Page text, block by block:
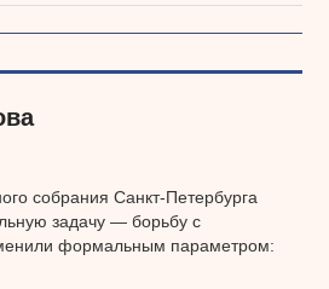
собрания Санкт-Петербурга
задачу — борьбу с
формальным параметром: